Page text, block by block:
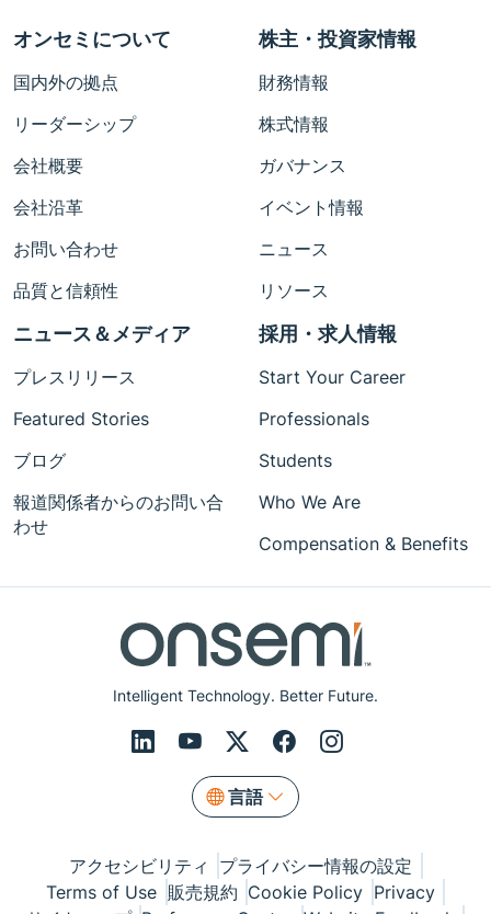
Intelligent Technology. Better Future.
言語
オンセミについて
国内外の拠点
リーダーシップ
会社概要
会社沿革
お問い合わせ
品質と信頼性
株主・投資家情報
財務情報
株式情報
ガバナンス
イベント情報
ニュース
リソース
ニュース＆メディア
プレスリリース
Featured Stories
ブログ
報道関係者からのお問い合
わせ
採用・求人情報
Start Your Career
Professionals
Students
Who We Are
Compensation & Benefits
アクセシビリティ
プライバシー情報の設定
Terms of Use 販売規約 Cookie Policy Privacy